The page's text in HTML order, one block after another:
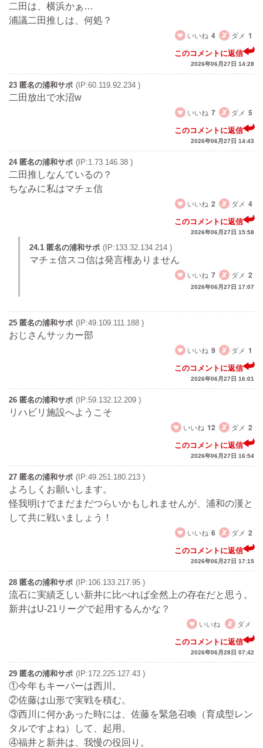
二田は、横浜かぁ…
浦議二田推しは、何処？
いいね 4 ダメ 1
このコメントに返信
2026年06月27日 14:28
23 匿名の浦和サポ (IP:60.119.92.234 )
二田放出で水沼w
いいね 7 ダメ 5
このコメントに返信
2026年06月27日 14:43
24 匿名の浦和サポ (IP:1.73.146.38 )
二田推しなんているの？
ちなみに私はマチェ信
いいね 2 ダメ 4
このコメントに返信
2026年06月27日 15:58
24.1 匿名の浦和サポ (IP:133.32.134.214 )
マチェ信スコ信は発言権ありません
いいね 7 ダメ 2
2026年06月27日 17:07
25 匿名の浦和サポ (IP:49.109.111.188 )
おじさんサッカー部
いいね 9 ダメ 1
このコメントに返信
2026年06月27日 16:01
26 匿名の浦和サポ (IP:59.132.12.209 )
リハビリ施設へようこそ
いいね 12 ダメ 2
このコメントに返信
2026年06月27日 16:54
27 匿名の浦和サポ (IP:49.251.180.213 )
よろしくお願いします。
怪我明けでまだまだつらいかもしれませんが、浦和の漢と
して共に戦いましょう！
いいね 6 ダメ 2
このコメントに返信
2026年06月27日 17:15
28 匿名の浦和サポ (IP:106.133.217.95 )
流石に実績乏しい新井に比べれば全然上の存在だと思う。
新井はU-21リーグで起用するんかな？
いいね
ダメ
このコメントに返信
2026年06月28日 07:42
29 匿名の浦和サポ (IP:172.225.127.43 )
①今年もキーパーは西川。
②佐藤は山形で実戦を積む。
③西川に何かあった時には、佐藤を緊急召喚（育成型レン
タルですよね）して、起用。
④福井と新井は、我慢の役回り。